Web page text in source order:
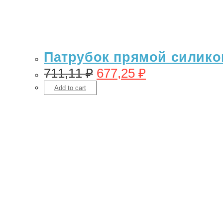
Патрубок прямой
711,11₽ 677,25 ₽
Add to cart